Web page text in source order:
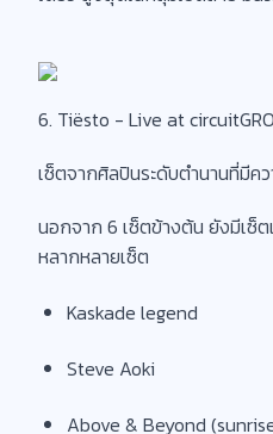
6. Tiësto - Live at
เซ็ตจากศิลปินระดับตำนานที่มีค
นอกจาก 6 เซ็ตข้างต้น ยังมีเซ็
หลากหลายเซ็ต
Kaskade legend
Steve Aoki
Above & Beyond